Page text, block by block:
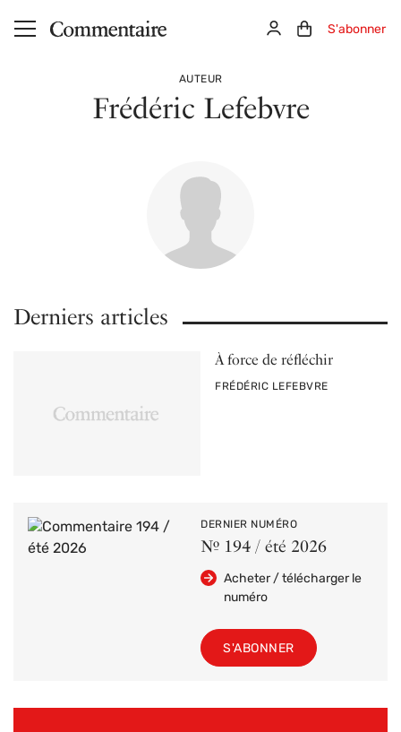
Aller au contenu principal ConnexionPanier (0)
S'abonner
AUTEUR
Frédéric Lefebvre
Derniers articles
À force de réfléchir
PAR
FRÉDÉRIC LEFEBVRE
DERNIER NUMÉRO
Nº 194 / été 2026
Acheter / télécharger le
numéro
S'ABONNER